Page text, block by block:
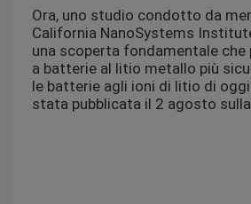
Prodotti chimici speciali
Ora, uno studio condotto da
California NanoSystems
una scoperta fondamentale
a batterie al litio metallo più
le batterie agli ioni di litio di
stata pubblicata il 2 agosto